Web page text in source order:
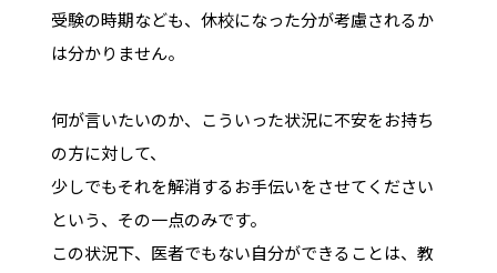
受験の時期なども、休校になった分が考慮されるか
は分かりません。
何が言いたいのか、こういった状況に不安をお持ち
の方に対して、
少しでもそれを解消するお手伝いをさせてください
という、その一点のみです。
この状況下、医者でもない自分ができることは、教